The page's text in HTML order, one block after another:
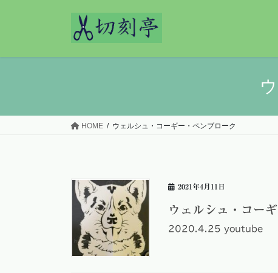
HOME ウェルシュ・コーギー・ペンブローク
2021年4月11日
ウェルシュ・コー
2020.4.25 youtube